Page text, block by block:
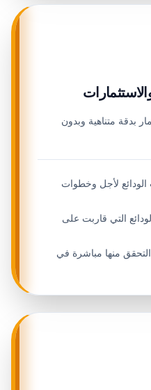
بدقة متناهية وبدون
الودائع لأجل وخطوات
التي قاربت على
منها مباشرة في